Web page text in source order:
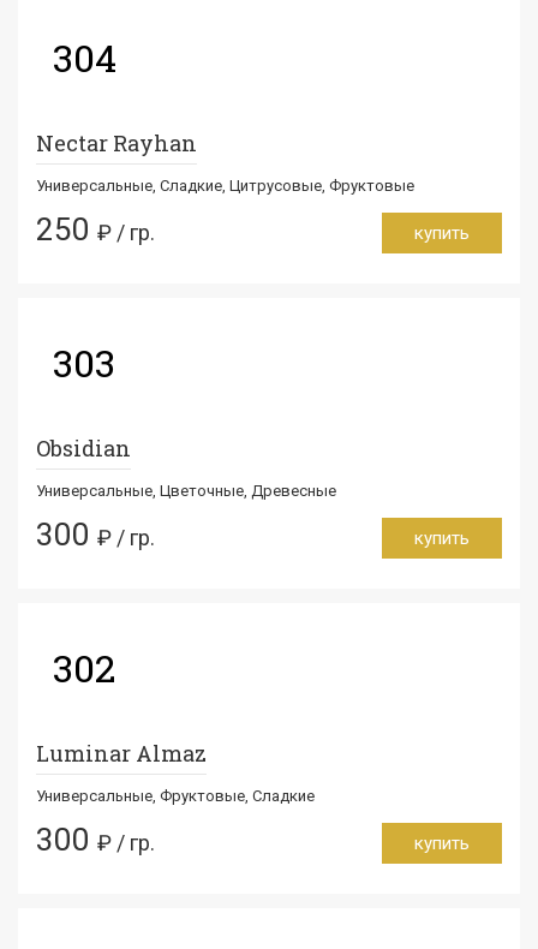
304
Nectar Rayhan
Универсальные, Сладкие, Цитрусовые, Фруктовые
250 ₽ / гр. купить
303
Obsidian
Универсальные, Цветочные, Древесные
300 ₽ / гр. купить
302
Luminar Almaz
Универсальные, Фруктовые, Сладкие
300 ₽ / гр. купить